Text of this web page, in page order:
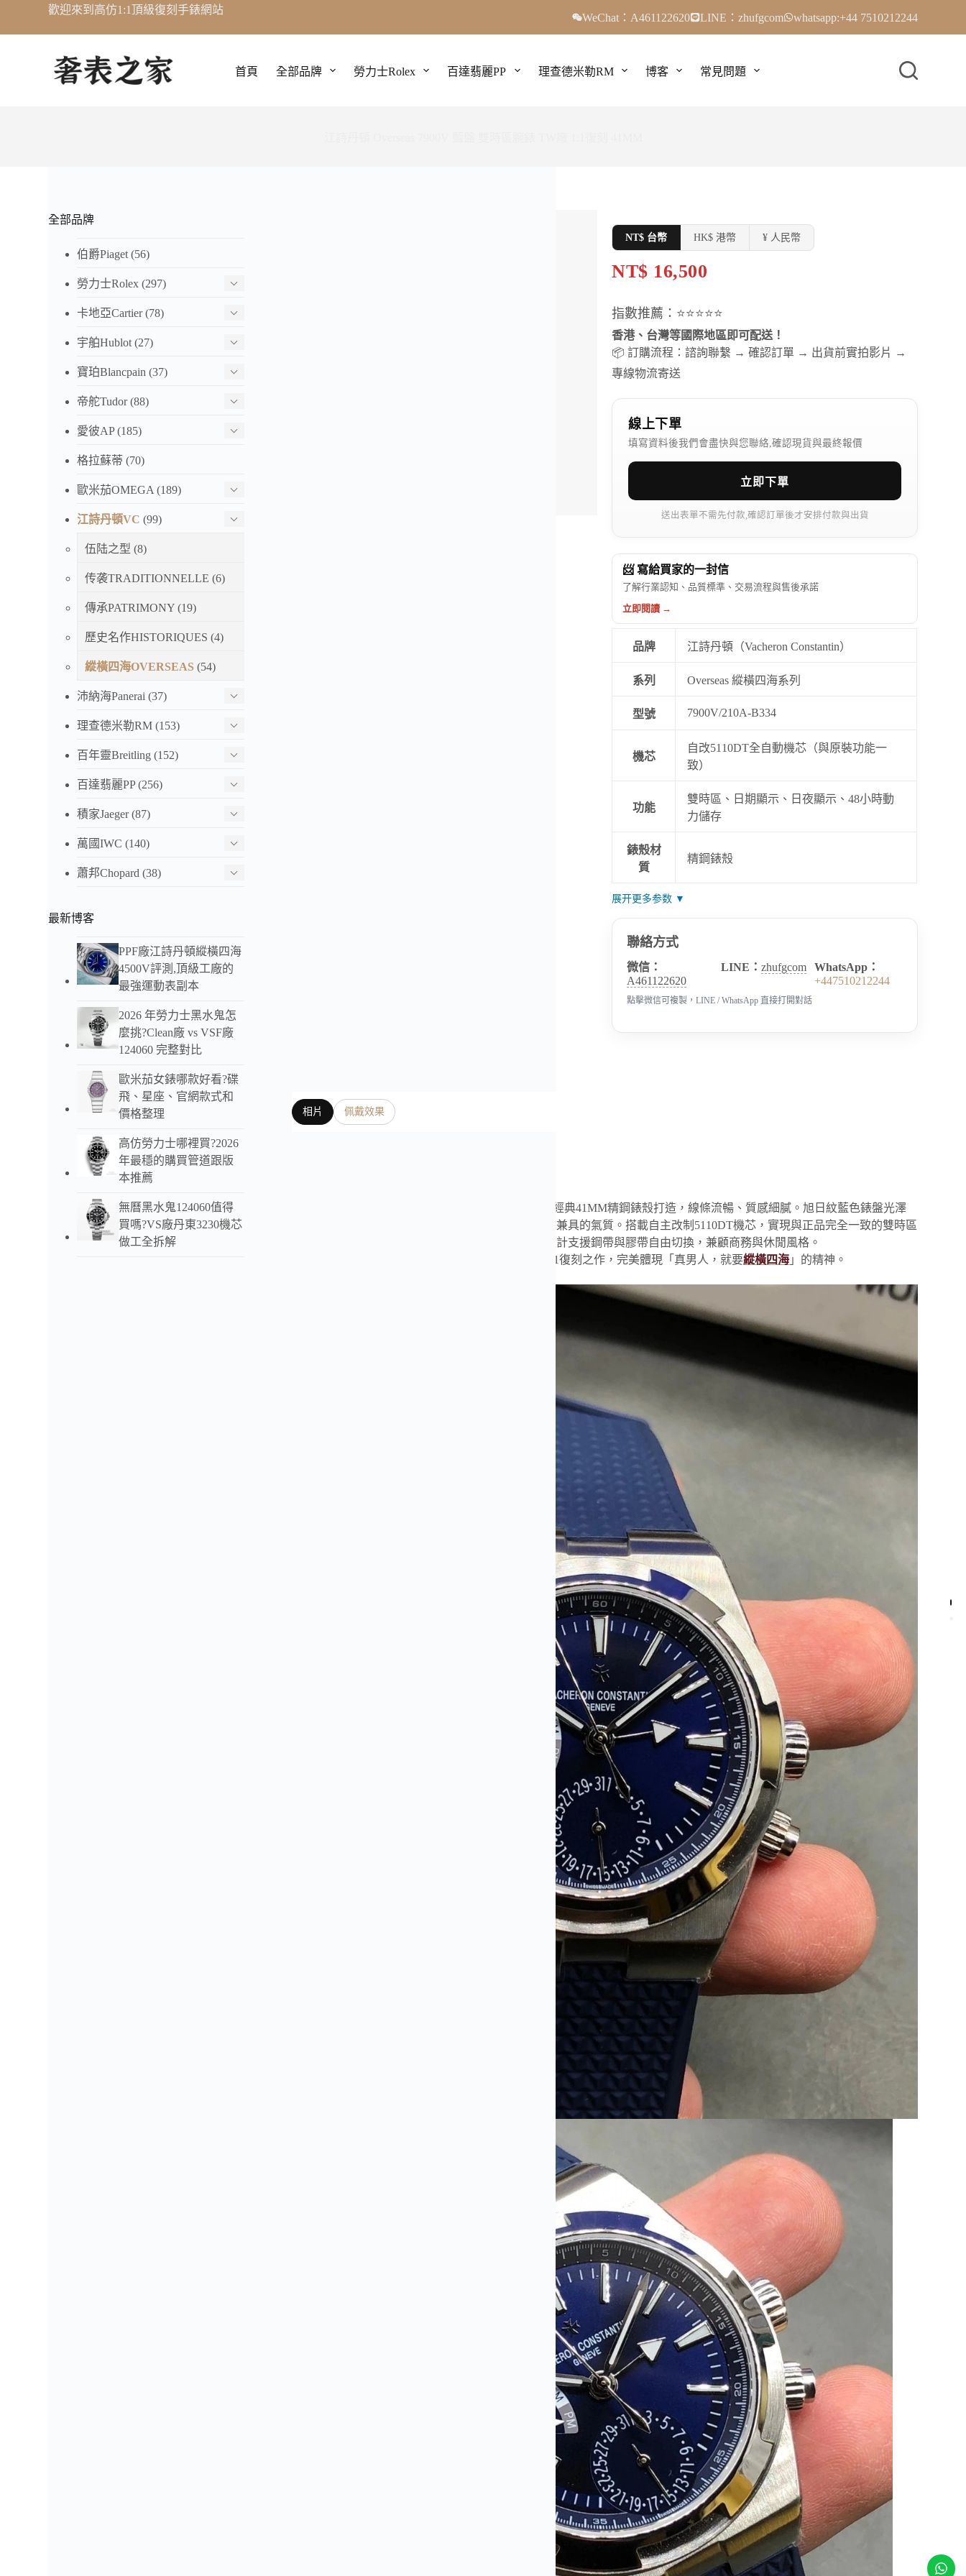
至
歡迎來到高仿1:1頂級復刻手錶網站
WeChat：A461122620 LINE：zhufgcom whatsapp:+44 7510212244
首頁 全部品牌 勞力士Rolex 百達翡麗PP 理查德米勒RM 博客 常見問題
NT$ 台幣 HK$ 港幣 ¥ 人民幣
NT$ 16,500
指數推薦：⭐⭐⭐⭐⭐
香港、台灣等國際地區即可配送！
📦 訂購流程：諮詢聯繫 → 確認訂單 → 出貨前實拍影片 →
專線物流寄送
線上下單
填寫資料後我們會盡快與您聯絡,確認現貨與最終報價
立即下單
送出表單不需先付款,確認訂單後才安排付款與出貨
📨 寫給買家的一封信
了解行業認知、品質標準、交易流程與售後承諾
立即閱讀 →
品牌 江詩丹頓（Vacheron Constantin）
系列 Overseas 縱橫四海系列
型號 7900V/210A-B334
機芯
自改5110DT全自動機芯（與原裝功能一
致）
功能
雙時區、日期顯示、日夜顯示、48小時動
力儲存
錶殼材
質
精鋼錶殼
展开更多参数 ▼
聯絡方式
微信：
A461122620
LINE： zhufgcom
WhatsApp：
+447510212244
點擊微信可複製，LINE / WhatsApp 直接打開對話
相片 佩戴效果
TW廠出品江詩丹頓 Overseas 7900V 雙時區腕錶，以經典41MM精鋼錶殼打造，線條流暢、質感細膩。旭日紋藍色錶盤光澤
深邃，搭配立體刻度與劍形指針，呈現出高貴與運動兼具的氣質。搭載自主改制5110DT機芯，實現與正品完全一致的雙時區
與日夜顯示功能，動力儲存約48小時。快拆式錶帶設計支援鋼帶與膠帶自由切換，兼顧商務與休閒風格。
這是一款集精準機械性能與極致細節於一身的高端1:1復刻之作，完美體現「真男人，就要縱橫四海」的精神。
全部品牌
伯爵Piaget (56)
勞力士Rolex (297)
卡地亞Cartier(78)
宇舶Hublot (27)
寶珀Blancpain (37)
帝舵Tudor(88)
愛彼AP(185)
格拉蘇蒂 (70)
歐米茄OMEGA (189)
江詩丹頓VC (99)
伍陆之型 (8)
传袭TRADITIONNELLE (6)
傳承PATRIMONY (19)
歷史名作HISTORIQUES (4)
縱橫四海OVERSEAS (54)
沛納海Panerai (37)
理查德米勒RM (153)
百年靈Breitling (152)
百達翡麗PP(256)
積家Jaeger(87)
萬國IWC (140)
蕭邦Chopard (38)
最新博客
PPF廠江詩丹頓縱橫四海
4500V評測,頂級工廠的
最強運動表副本
2026 年勞力士黑水鬼怎
麼挑?Clean廠 vs VSF廠
124060 完整對比
歐米茄女錶哪款好看?碟
飛、星座、官網款式和
價格整理
高仿勞力士哪裡買?2026
年最穩的購買管道跟版
本推薦
無曆黑水鬼124060值得
買嗎?VS廠丹東3230機芯
做工全拆解